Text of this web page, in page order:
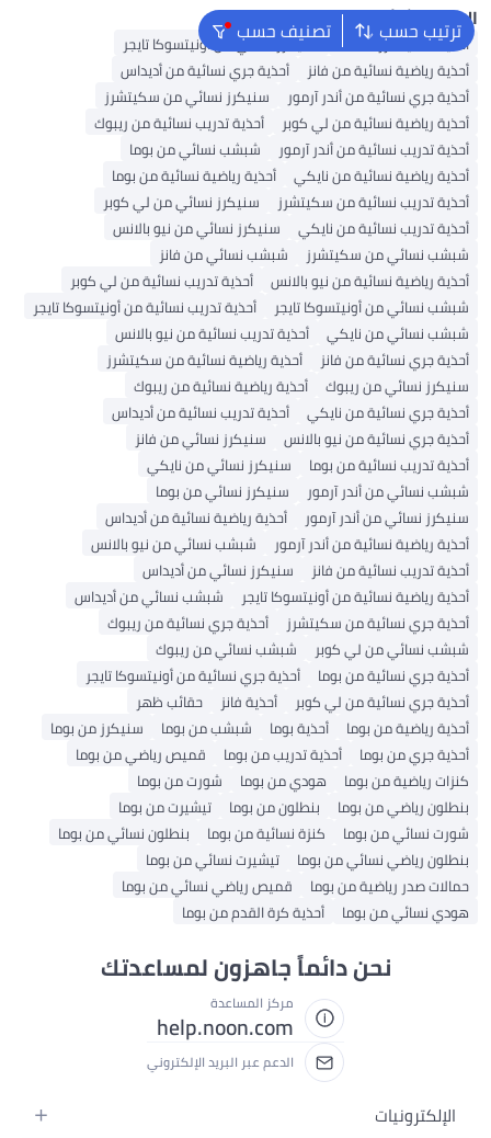
ترتيب حسب تصنيف حسب البحث الشائع
أحذية سكيتشرز للنساء
سنيكرز نسائي من أونيتسوكا تايجر
أحذية رياضية نسائية من فانز
أحذية جري نسائية من أديداس
أحذية جري نسائية من أندر آرمور
سنيكرز نسائي من سكيتشرز
أحذية رياضية نسائية من لي كوبر
أحذية تدريب نسائية من ريبوك
أحذية تدريب نسائية من أندر آرمور
شبشب نسائي من بوما
أحذية رياضية نسائية من نايكي
أحذية رياضية نسائية من بوما
أحذية تدريب نسائية من سكيتشرز
سنيكرز نسائي من لي كوبر
أحذية تدريب نسائية من نايكي
سنيكرز نسائي من نيو بالانس
شبشب نسائي من سكيتشرز
شبشب نسائي من فانز
أحذية رياضية نسائية من نيو بالانس
أحذية تدريب نسائية من لي كوبر
شبشب نسائي من أونيتسوكا تايجر
أحذية تدريب نسائية من أونيتسوكا تايجر
شبشب نسائي من نايكي
أحذية تدريب نسائية من نيو بالانس
أحذية جري نسائية من فانز
أحذية رياضية نسائية من سكيتشرز
سنيكرز نسائي من ريبوك
أحذية رياضية نسائية من ريبوك
أحذية جري نسائية من نايكي
أحذية تدريب نسائية من أديداس
أحذية جري نسائية من نيو بالانس
سنيكرز نسائي من فانز
أحذية تدريب نسائية من بوما
سنيكرز نسائي من نايكي
شبشب نسائي من أندر آرمور
سنيكرز نسائي من بوما
سنيكرز نسائي من أندر آرمور
أحذية رياضية نسائية من أديداس
أحذية رياضية نسائية من أندر آرمور
شبشب نسائي من نيو بالانس
أحذية تدريب نسائية من فانز
سنيكرز نسائي من أديداس
أحذية رياضية نسائية من أونيتسوكا تايجر
شبشب نسائي من أديداس
أحذية جري نسائية من سكيتشرز
أحذية جري نسائية من ريبوك
شبشب نسائي من لي كوبر
شبشب نسائي من ريبوك
أحذية جري نسائية من بوما
أحذية جري نسائية من أونيتسوكا تايجر
أحذية جري نسائية من لي كوبر
أحذية فانز
حقائب ظهر
أحذية رياضية من بوما
أحذية بوما شبشب من بوما
سنيكرز من بوما
أحذية جري من بوما
أحذية تدريب من بوما
قميص رياضي من بوما
كنزات رياضية من بوما
هودي من بوما
شورت من بوما
بنطلون رياضي من بوما
بنطلون من بوما
تيشيرت من بوما
شورت نسائي من بوما
كنزة نسائية من بوما
بنطلون نسائي من بوما
بنطلون رياضي نسائي من بوما
تيشيرت نسائي من بوما
حمالات صدر رياضية من بوما
قميص رياضي نسائي من بوما
هودي نسائي من بوما
أحذية كرة القدم من بوما
نحن دائماً جاهزون لمساعدتك
مركز المساعدة
help.noon.com
الدعم عبر البريد الإلكتروني
الإلكترونيات